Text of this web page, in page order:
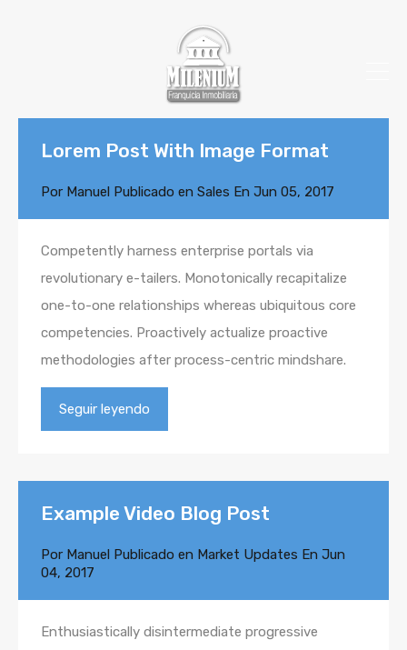
Lorem Post With Image Format
Por Manuel Publicado en Sales En Jun 05, 2017
Competently harness enterprise portals via
revolutionary e-tailers. Monotonically recapitalize
one-to-one relationships whereas ubiquitous core
competencies. Proactively actualize proactive
methodologies after process-centric mindshare.
Seguir leyendo
Example Video Blog Post
Por Manuel Publicado en Market Updates En Jun
04, 2017
Enthusiastically disintermediate progressive